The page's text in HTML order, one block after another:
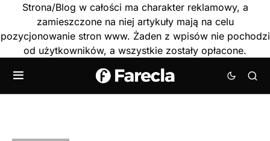
Strona/Blog w całości ma charakter reklamowy, a
zamieszczone na niej artykuły mają na celu
pozycjonowanie stron www. Żaden z wpisów nie pochodzi
od użytkowników, a wszystkie zostały opłacone.